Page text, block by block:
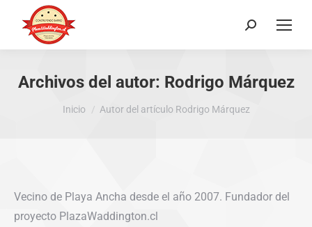
Buscar:
Archivos del autor: Rodrigo Márquez
Estás aquí:
Inicio Autor del artículo Rodrigo Márquez
Vecino de Playa Ancha desde el año 2007. Fundador del
proyecto PlazaWaddington.cl